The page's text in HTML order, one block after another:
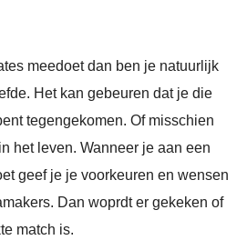
meedoet dan ben je natuurlijk
Het kan gebeuren dat je die
tegengekomen. Of misschien
het leven. Wanneer je aan een
geef je je voorkeuren en wensen
Dan woprdt er gekeken of
match is.